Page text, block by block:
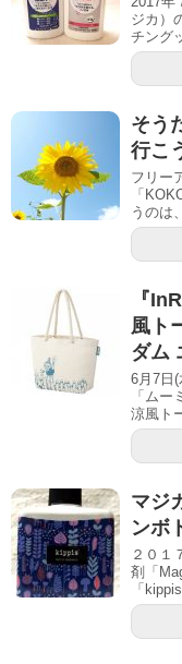
ジカ）
チング
そう
行こ
フリー
「
うのは
『
風ト
ダム
6月7日(
「ム
涼風ト
マジ
ンボ
２０１
剤「
「